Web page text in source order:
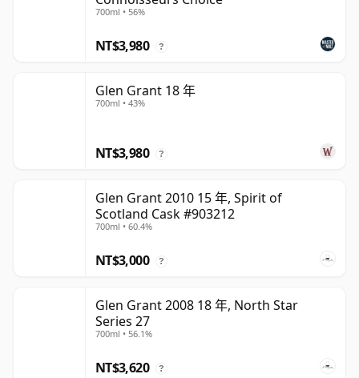
700ml • 56%
NT$3,980 ?
Glen Grant 18 年
700ml • 43%
NT$3,980 ?
Glen Grant 2010 15 年, Spirit of
Scotland Cask #903212
700ml • 60.4%
NT$3,000 ?
Glen Grant 2008 18 年, North Star
Series 27
700ml • 56.1%
NT$3,620 ?